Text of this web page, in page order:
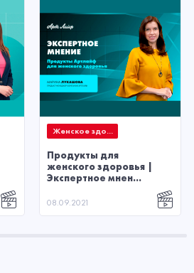
Женское здо...
Продукты для
женского здоровья |
Экспертное мнен...
08.09.2021